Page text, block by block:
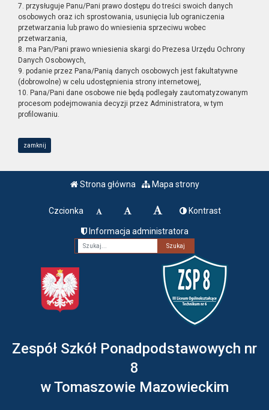
7. przysługuje Panu/Pani prawo dostępu do treści swoich danych
osobowych oraz ich sprostowania, usunięcia lub ograniczenia
przetwarzania lub prawo do wniesienia sprzeciwu wobec
przetwarzania,
8. ma Pan/Pani prawo wniesienia skargi do Prezesa Urzędu Ochrony
Danych Osobowych,
9. podanie przez Pana/Panią danych osobowych jest fakultatywne
(dobrowolne) w celu udostępnienia strony internetowej,
10. Pana/Pani dane osobowe nie będą podlegały zautomatyzowanym
procesom podejmowania decyzji przez Administratora, w tym
profilowaniu.
zamknij
Strona główna Mapa strony
Czcionka Kontrast
Informacja administratora
Fraza
Zespół Szkół Ponadpodstawowych nr
8
w Tomaszowie Mazowieckim